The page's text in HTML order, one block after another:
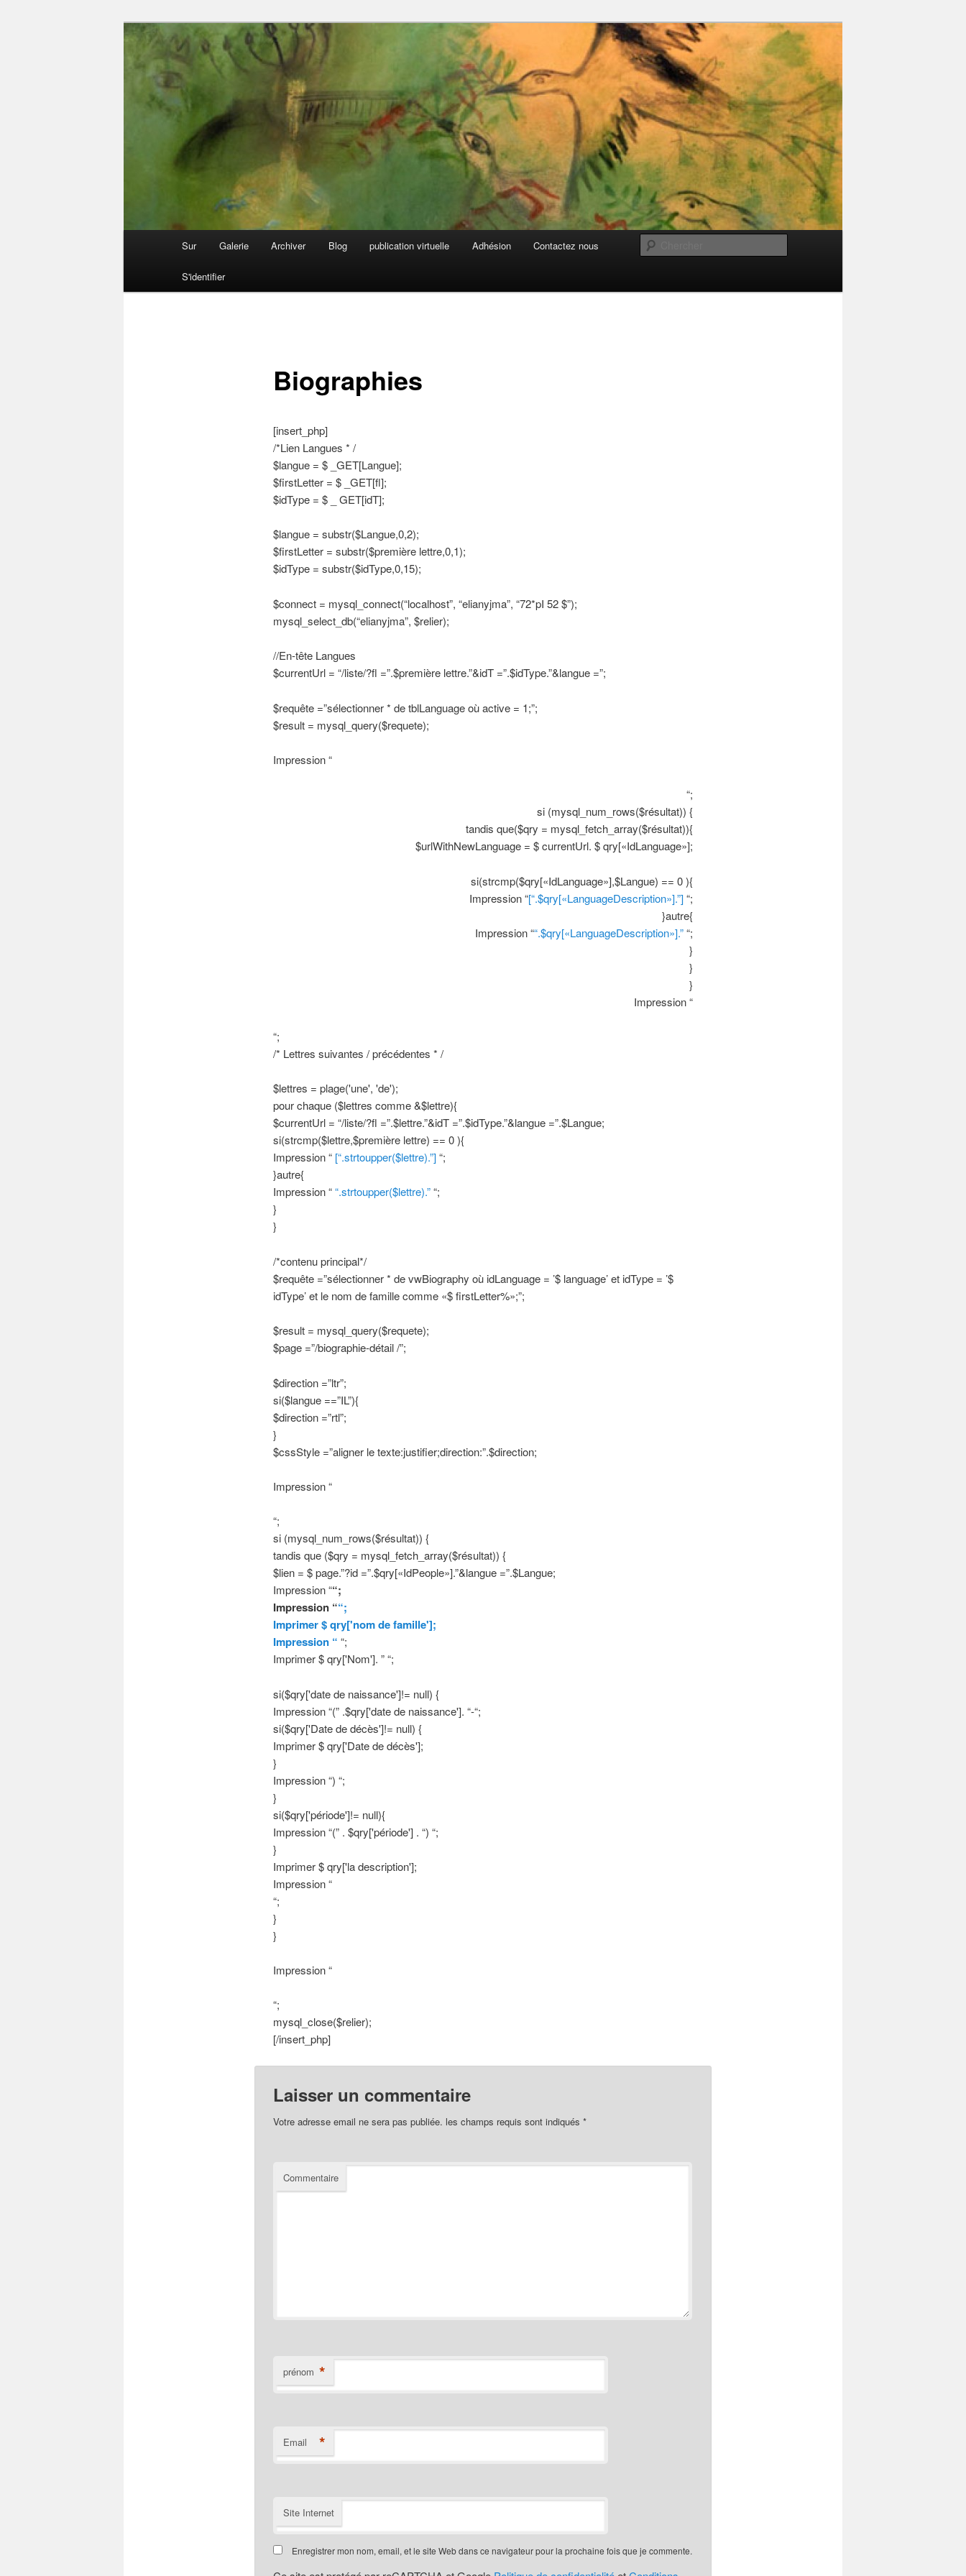
Archive juive marocaine
Galerie ouverte Source
Sur Galerie Archiver Blog publication virtuelle Adhésion Contactez nous
S'identifier
Biographies
[insert_php]
/*Lien Langues * /
$langue = $ _GET[Langue];
$firstLetter = $ _GET[fl];
$idType = $ _ GET[idT];
$langue = substr($Langue,0,2);
$firstLetter = substr($première lettre,0,1);
$idType = substr($idType,0,15);
$connect = mysql_connect(“localhost”, “elianyjma”, “72*pI 52 $”);
mysql_select_db(“elianyjma”, $relier);
//En-tête Langues
$currentUrl = “/liste/?fl =”.$première lettre.”&idT =”.$idType.”&langue =”;
$requête =”sélectionner * de tblLanguage où active = 1;”;
$result = mysql_query($requete);
Impression “
“;
si (mysql_num_rows($résultat)) {
tandis que($qry = mysql_fetch_array($résultat)){
$urlWithNewLanguage = $ currentUrl. $ qry[«IdLanguage»];
si(strcmp($qry[«IdLanguage»],$Langue) == 0 ){
Impression “[“.$qry[«LanguageDescription»].”]“;
}autre{
Impression ““.$qry[«LanguageDescription»].”“;
}
}
}
Impression “
“;
/* Lettres suivantes / précédentes * /
$lettres = plage('une', 'de');
pour chaque ($lettres comme &$lettre){
$currentUrl = “/liste/?fl =”.$lettre.”&idT =”.$idType.”&langue =”.$Langue;
si(strcmp($lettre,$première lettre) == 0 ){
Impression “[“.strtoupper($lettre).”]“;
}autre{
Impression ““.strtoupper($lettre).”“;
}
}
/*contenu principal*/
$requête =”sélectionner * de vwBiography où idLanguage = ’$ language’ et idType = ’$
idType’ et le nom de famille comme «$ firstLetter%»;”;
$result = mysql_query($requete);
$page =”/biographie-détail /”;
$direction =”ltr”;
si($langue ==”IL”){
$direction =”rtl”;
}
$cssStyle =”aligner le texte:justifier;direction:”.$direction;
Impression “
“;
si (mysql_num_rows($résultat)) {
tandis que ($qry = mysql_fetch_array($résultat)) {
$lien = $ page.”?id =”.$qry[«IdPeople»].”&langue =”.$Langue;
Impression ““;
Impression ““;
Imprimer $ qry['nom de famille'];
Impression “ “;
Imprimer $ qry['Nom']. ” “;
si($qry['date de naissance']!= null) {
Impression “(” .$qry['date de naissance']. “-“;
si($qry['Date de décès']!= null) {
Imprimer $ qry['Date de décès'];
}
Impression “) “;
}
si($qry['période']!= null){
Impression “(” . $qry['période'] . “) “;
}
Imprimer $ qry['la description'];
Impression “
“;
}
}
Impression “
“;
mysql_close($relier);
[/insert_php]
Laisser un commentaire
Votre adresse email ne sera pas publiée. les champs requis sont indiqués *
Commentaire
prénom *
Email *
Site Internet
Enregistrer mon nom, email, et le site Web dans ce navigateur pour la prochaine fois que je commente.